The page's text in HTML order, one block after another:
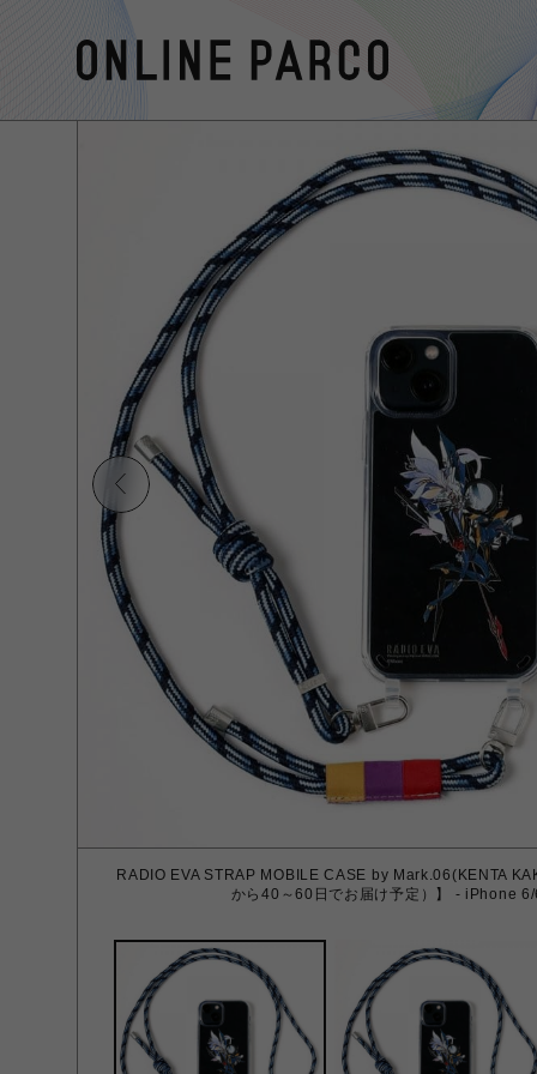
RADIO EVA STRAP MOBILE CASE by Mark.06(KENTA
から40～60日でお届け予定）】 - iPhone